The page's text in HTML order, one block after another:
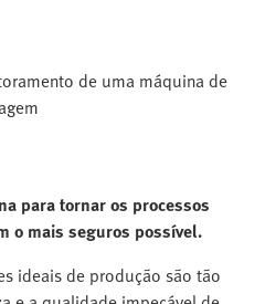
de uma máquina de
para tornar os processos
o mais seguros possível.
ideais de produção são tão